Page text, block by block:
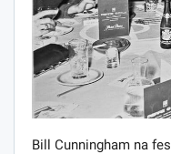
Bill Cunningham na